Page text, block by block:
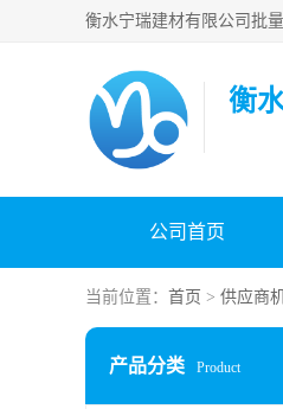
衡
公司首页
当前位置： 首页 > 供应商
产品分类 Product